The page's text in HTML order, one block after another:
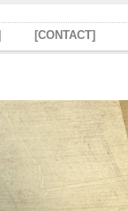
[CONTACT]